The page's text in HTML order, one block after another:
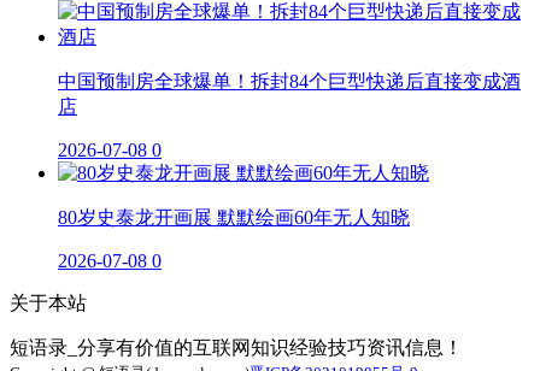
中国预制房全球爆单！拆封84个巨型快递后直接变成酒
店
2026-07-08 0
80岁史泰龙开画展 默默绘画60年无人知晓
2026-07-08 0
关于本站
短语录_分享有价值的互联网知识经验技巧资讯信息！